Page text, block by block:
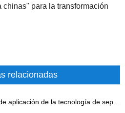
para la transformación
relacionadas